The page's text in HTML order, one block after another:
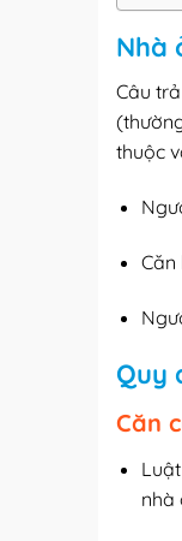
Nhà
Câu
thuộc
Căn
Quy
Căn
nhà